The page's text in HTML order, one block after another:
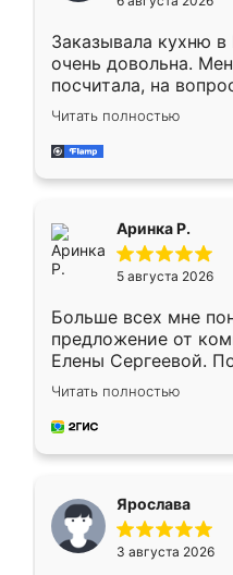
мебели буду
Заказывала кухню в
очень довольна.
посчитала, на
Замерщик приехал в
делу со всей
за день, ребята
Читать полностью
Аринка Р.
5 августа 2026
Больше всех мне
предложение от
Елены Сергеевой.
короткие сроки
для замера
предложил по
Читать полностью
Ярослава
3 августа 2026